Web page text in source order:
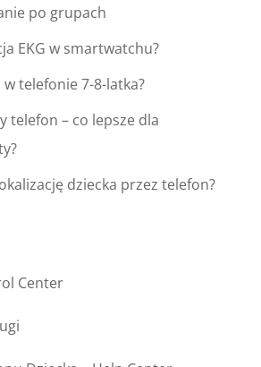
po grupach
EKG w smartwatchu?
telefonie 7-8-latka?
telefon – co lepsze dla
dziecka przez telefon?
Center